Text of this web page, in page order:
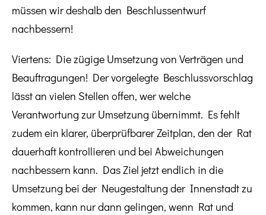
müssen wir deshalb den Beschlussentwurf
nachbessern!
Viertens: Die zügige Umsetzung von Verträgen und
Beauftragungen! Der vorgelegte Beschlussvorschlag
lässt an vielen Stellen offen, wer welche
Verantwortung zur Umsetzung übernimmt. Es fehlt
zudem ein klarer, überprüfbarer Zeitplan, den der Rat
dauerhaft kontrollieren und bei Abweichungen
nachbessern kann. Das Ziel jetzt endlich in die
Umsetzung bei der Neugestaltung der Innenstadt zu
kommen, kann nur dann gelingen, wenn Rat und